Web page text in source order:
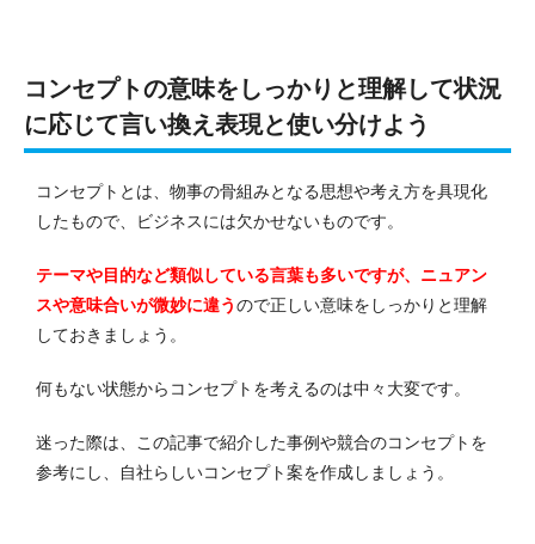
コンセプトの意味をしっかりと理解して状況
に応じて言い換え表現と使い分けよう
コンセプトとは、物事の骨組みとなる思想や考え方を具現化
したもので、ビジネスには欠かせないものです。
テーマや目的など類似している言葉も多いですが、ニュアン
スや意味合いが微妙に違うので正しい意味をしっかりと理解
しておきましょう。
何もない状態からコンセプトを考えるのは中々大変です。
迷った際は、この記事で紹介した事例や競合のコンセプトを
参考にし、自社らしいコンセプト案を作成しましょう。